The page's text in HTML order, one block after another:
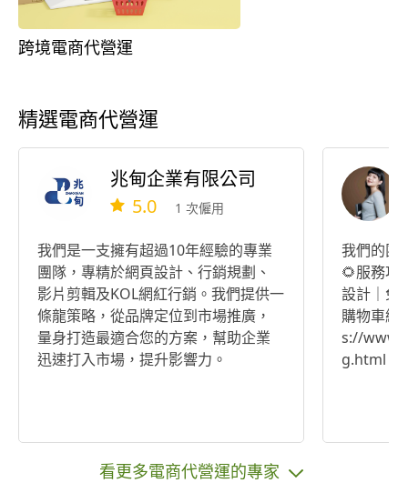
跨境電商代營運
精選電商代營運
兆甸企業有限公司
5.0 1 次僱用
我們是一支擁有超過10年經驗的專業
團隊，專精於網頁設計、行銷規劃、
影片剪輯及KOL網紅行銷。我們提供一
條龍策略，從品牌定位到市場推廣，
量身打造最適合您的方案，幫助企業
迅速打入市場，提升影響力。
我們的團
🌻服務項
設計｜免
購物車網站｜
s://
g.html
看更多電商代營運的專家